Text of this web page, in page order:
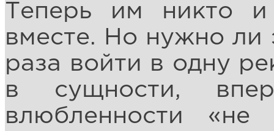
Теперь им никто
вместе. Но нужно ли
раза войти в одну
в сущности,
влюбленности «не